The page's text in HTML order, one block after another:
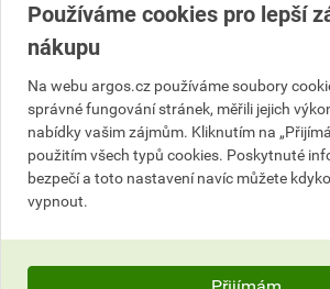
Informace o ceně
Aktuální prodejní cena po slevě 8% z
1,15 Kč
bez DPH za ks
Používáme cookies pro lepší
nákupu
Na webu argos.cz používáme soubory
správné fungování stránek, měřili jejich
nabídky vašim zájmům. Kliknutím na
použitím všech typů cookies. Poskytnuté
bezpečí a toto nastavení navíc můžete
vypnout.